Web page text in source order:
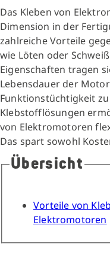
Das Kleben von
Dimension in der
zahlreiche Vorteile
wie Löten oder
Eigenschaften tragen
Lebensdauer der
Funktionstüchtigkeit
Klebstofflösungen
von Elektromotoren
Das spart sowohl
Übersicht
Vorteile von
Elektromotoren